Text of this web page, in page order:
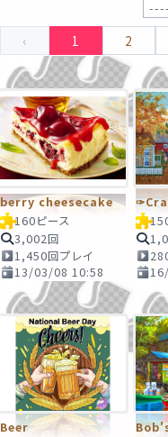
‹ 1 2
berry cheesecake
160ピース
3,002回
1,450回プレイ
13/03/08 10:58
Beer